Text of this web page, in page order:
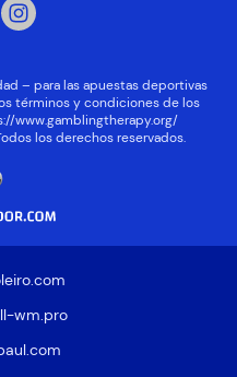
– para las apuestas deportivas
términos y condiciones de los
www.gamblingtherapy.org/
los derechos reservados.
wm.pro